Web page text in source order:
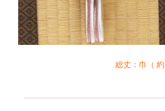
総丈：巾（